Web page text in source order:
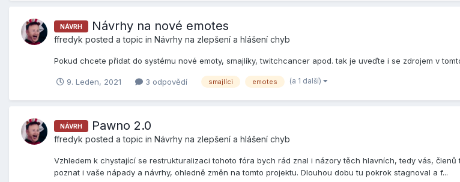
NÁVRH Návrhy na nové emotes
ffredyk posted a topic in Návrhy na zlepšení a hlášení chyb
Pokud chcete přidat do systému nové emoty, smajlíky, twitchcancer apod. tak je uveďte i se zdrojem v
9. Leden, 2021 3 odpovědí smajlíci emotes (a 1 další)
NÁVRH Pawno 2.0
ffredyk posted a topic in Návrhy na zlepšení a hlášení chyb
Vzhledem k chystající se restrukturalizaci tohoto fóra bych rád znal i názory těch hlavních, tedy vás,
poznat i vaše nápady a návrhy, ohledně změn na tomto projektu. Dlouhou dobu tu pokrok stagnoval a f...